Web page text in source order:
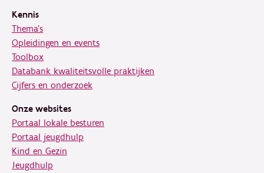
Kennis
Thema's
Opleidingen en events
Toolbox
Databank kwaliteitsvolle praktijken
Cijfers en onderzoek
Onze websites
Portaal lokale besturen
Portaal jeugdhulp
Kind en Gezin
Jeugdhulp